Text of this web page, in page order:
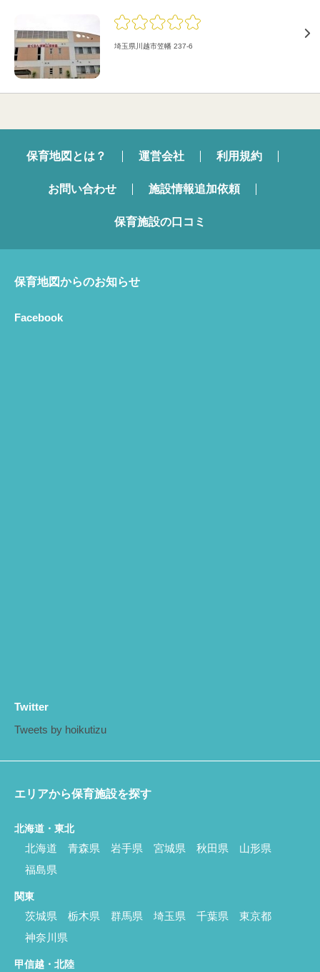
埼玉県川越市笠幡 237-6
保育地図とは？ 運営会社 利用規約
お問い合わせ 施設情報追加依頼
保育施設の口コミ
保育地図からのお知らせ
Facebook
Twitter
Tweets by hoikutizu
エリアから保育施設を探す
北海道・東北
北海道 青森県 岩手県 宮城県 秋田県
山形県
福島県
関東
茨城県 栃木県 群馬県 埼玉県 千葉県
東京都
神奈川県
甲信越・北陸